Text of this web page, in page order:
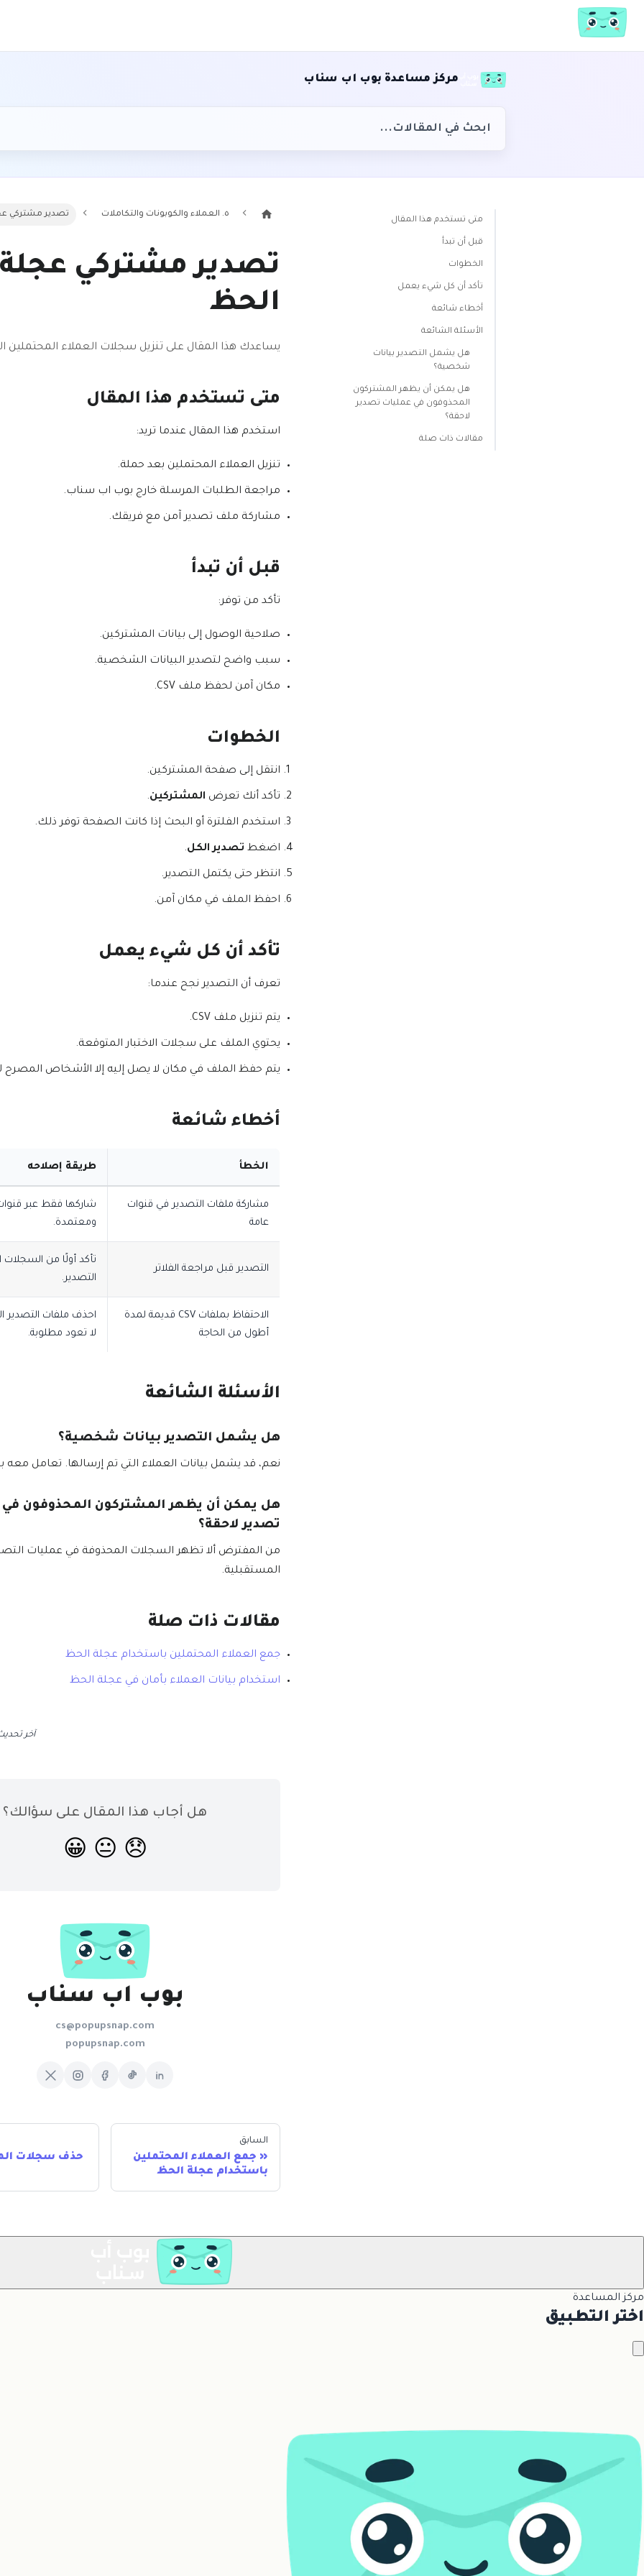
مركز مساعدة بوب اب سناب
٥. العملاء والكوبونات والتكاملات تصدير مشتركي
تصدير مشتركي عجلة
الحظ
يساعدك هذا المقال على تنزيل سجلات العملاء المحتملين
متى تستخدم هذا المقال
استخدم هذا المقال عندما تريد:
تنزيل العملاء المحتملين بعد حملة.
مراجعة الطلبات المرسلة خارج بوب اب سناب.
مشاركة ملف تصدير آمن مع فريقك.
قبل أن تبدأ
تأكد من توفر:
صلاحية الوصول إلى بيانات المشتركين.
سبب واضح لتصدير البيانات الشخصية.
مكان آمن لحفظ ملف CSV.
الخطوات
انتقل إلى صفحة المشتركين.
تأكد أنك تعرض المشتركين.
استخدم الفلترة أو البحث إذا كانت الصفحة توفر ذلك.
اضغط تصدير الكل.
انتظر حتى يكتمل التصدير.
احفظ الملف في مكان آمن.
تأكد أن كل شيء يعمل
تعرف أن التصدير نجح عندما:
يتم تنزيل ملف CSV.
يحتوي الملف على سجلات الاختبار المتوقعة.
يتم حفظ الملف في مكان لا يصل إليه إلا الأشخاص المصرح
أخطاء شائعة
الخطأ طريقة إصلاحه
مشاركة ملفات التصدير في قنوات
عامة
شاركها فقط عبر
ومعتمدة.
التصدير قبل مراجعة الفلاتر
تأكد أولًا من السجلات
التصدير.
الاحتفاظ بملفات CSV قديمة لمدة
أطول من الحاجة
احذف ملفات التصدير
لا تعود مطلوبة.
الأسئلة الشائعة
هل يشمل التصدير بيانات شخصية؟
نعم، قد يشمل بيانات العملاء التي تم إرسالها. تعامل معه
هل يمكن أن يظهر المشتركون المحذوفون
تصدير لاحقة؟
من المفترض ألا تظهر السجلات المحذوفة في عمليات
المستقبلية.
مقالات ذات صلة
جمع العملاء المحتملين باستخدام عجلة الحظ
استخدام بيانات العملاء بأمان في عجلة الحظ
آخر
هل أجاب هذا المقال على سؤالك؟
😞
😐
😀
بوب اب سناب
cs@popupsnap.com
popupsnap.com
السابق
جمع العملاء المحتملين
باستخدام عجلة الحظ
حذف سجلات
متى تستخدم هذا المقال
قبل أن تبدأ
الخطوات
تأكد أن كل شيء يعمل
أخطاء شائعة
الأسئلة الشائعة
هل يشمل التصدير بيانات
شخصية؟
هل يمكن أن يظهر المشتركون
المحذوفون في عمليات تصدير
لاحقة؟
مقالات ذات صلة
مركز المساعدة
اختر التطبيق